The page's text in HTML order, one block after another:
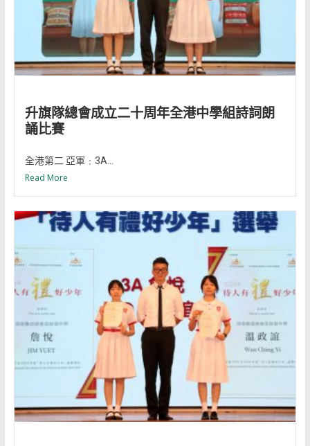
升旗隊總會成立二十周年全港中學組詩詞朗
誦比賽
全港第二 亞軍﹕3A...
Read More